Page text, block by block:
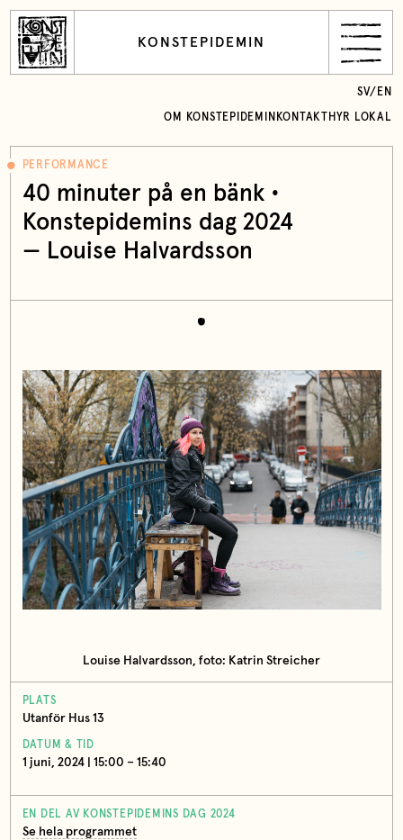
KONSTEPIDEMIN
OM KONSTEPIDEMIN KONTAKT HYR LOKAL
SV/ EN
PERFORMANCE
40 minuter på en bänk •
Konstepidemins dag 2024
— Louise Halvardsson
Louise Halvardsson, foto: Katrin Streicher
PLATS
Utanför Hus 13
DATUM & TID
1 juni, 2024 | 15:00 – 15:40
EN DEL AV KONSTEPIDEMINS DAG 2024
Se hela programmet